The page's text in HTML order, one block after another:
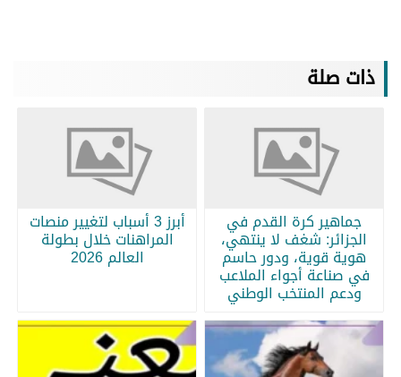
ذات صلة
جماهير كرة القدم في
الجزائر: شغف لا ينتهي،
هوية قوية، ودور حاسم
في صناعة أجواء الملاعب
ودعم المنتخب الوطني
أبرز 3 أسباب لتغيير منصات
المراهنات خلال بطولة
العالم 2026